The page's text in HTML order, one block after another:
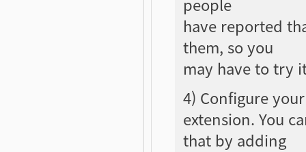
have reported
them, so you
may have to try
4) Configure
extension. You
that by adding